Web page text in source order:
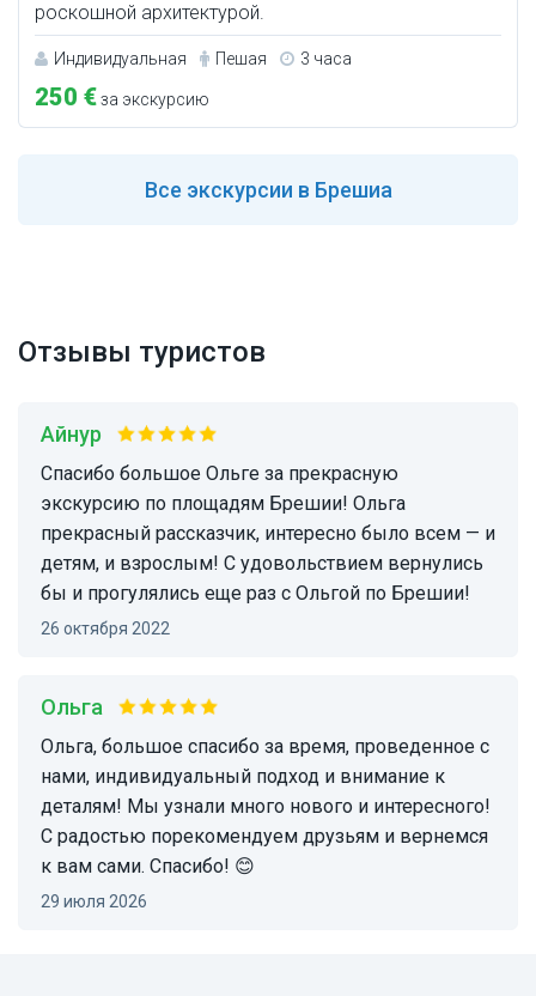
роскошной архитектурой.
Индивидуальная Пешая 3 часа
250 €за экскурсию
Все экскурсии в Брешиа
Отзывы туристов
Айнур
Спасибо большое Ольге за прекрасную
экскурсию по площадям Брешии! Ольга
прекрасный рассказчик, интересно было всем — и
детям, и взрослым! С удовольствием вернулись
бы и прогулялись еще раз с Ольгой по Брешии!
26 октября 2022
Ольга
Ольга, большое спасибо за время, проведенное с
нами, индивидуальный подход и внимание к
деталям! Мы узнали много нового и интересного!
С радостью порекомендуем друзьям и вернемся
к вам сами. Спасибо! 😊
29 июля 2026